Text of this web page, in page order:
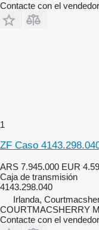
Contacte con el vendedor
1
ZF Caso
ARS 7.945.000 EUR
Caja de transmisión
4143.298.040
Irlanda,
COURTMACSHERRY
Contacte con el vendedor